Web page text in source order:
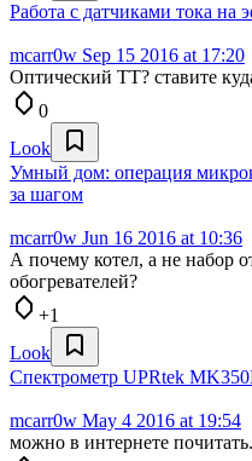
Работа с датчиками тока на
mcarr0w Sep 15 2016 at 17:20
Оптический ТТ? ставите
0
Look
Умный дом: операция
за шагом
mcarr0w Jun 16 2016 at 10:36
А почему котел, а не набор
обогревателей?
+1
Look
Спектрометр UPRtek
mcarr0w May 4 2016 at 19:54
можно в интернете